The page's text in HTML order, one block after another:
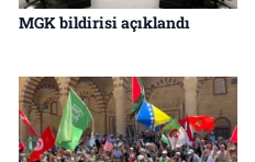
MGK bildirisi açıklandı